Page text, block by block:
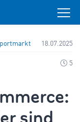
18.07.2025
5